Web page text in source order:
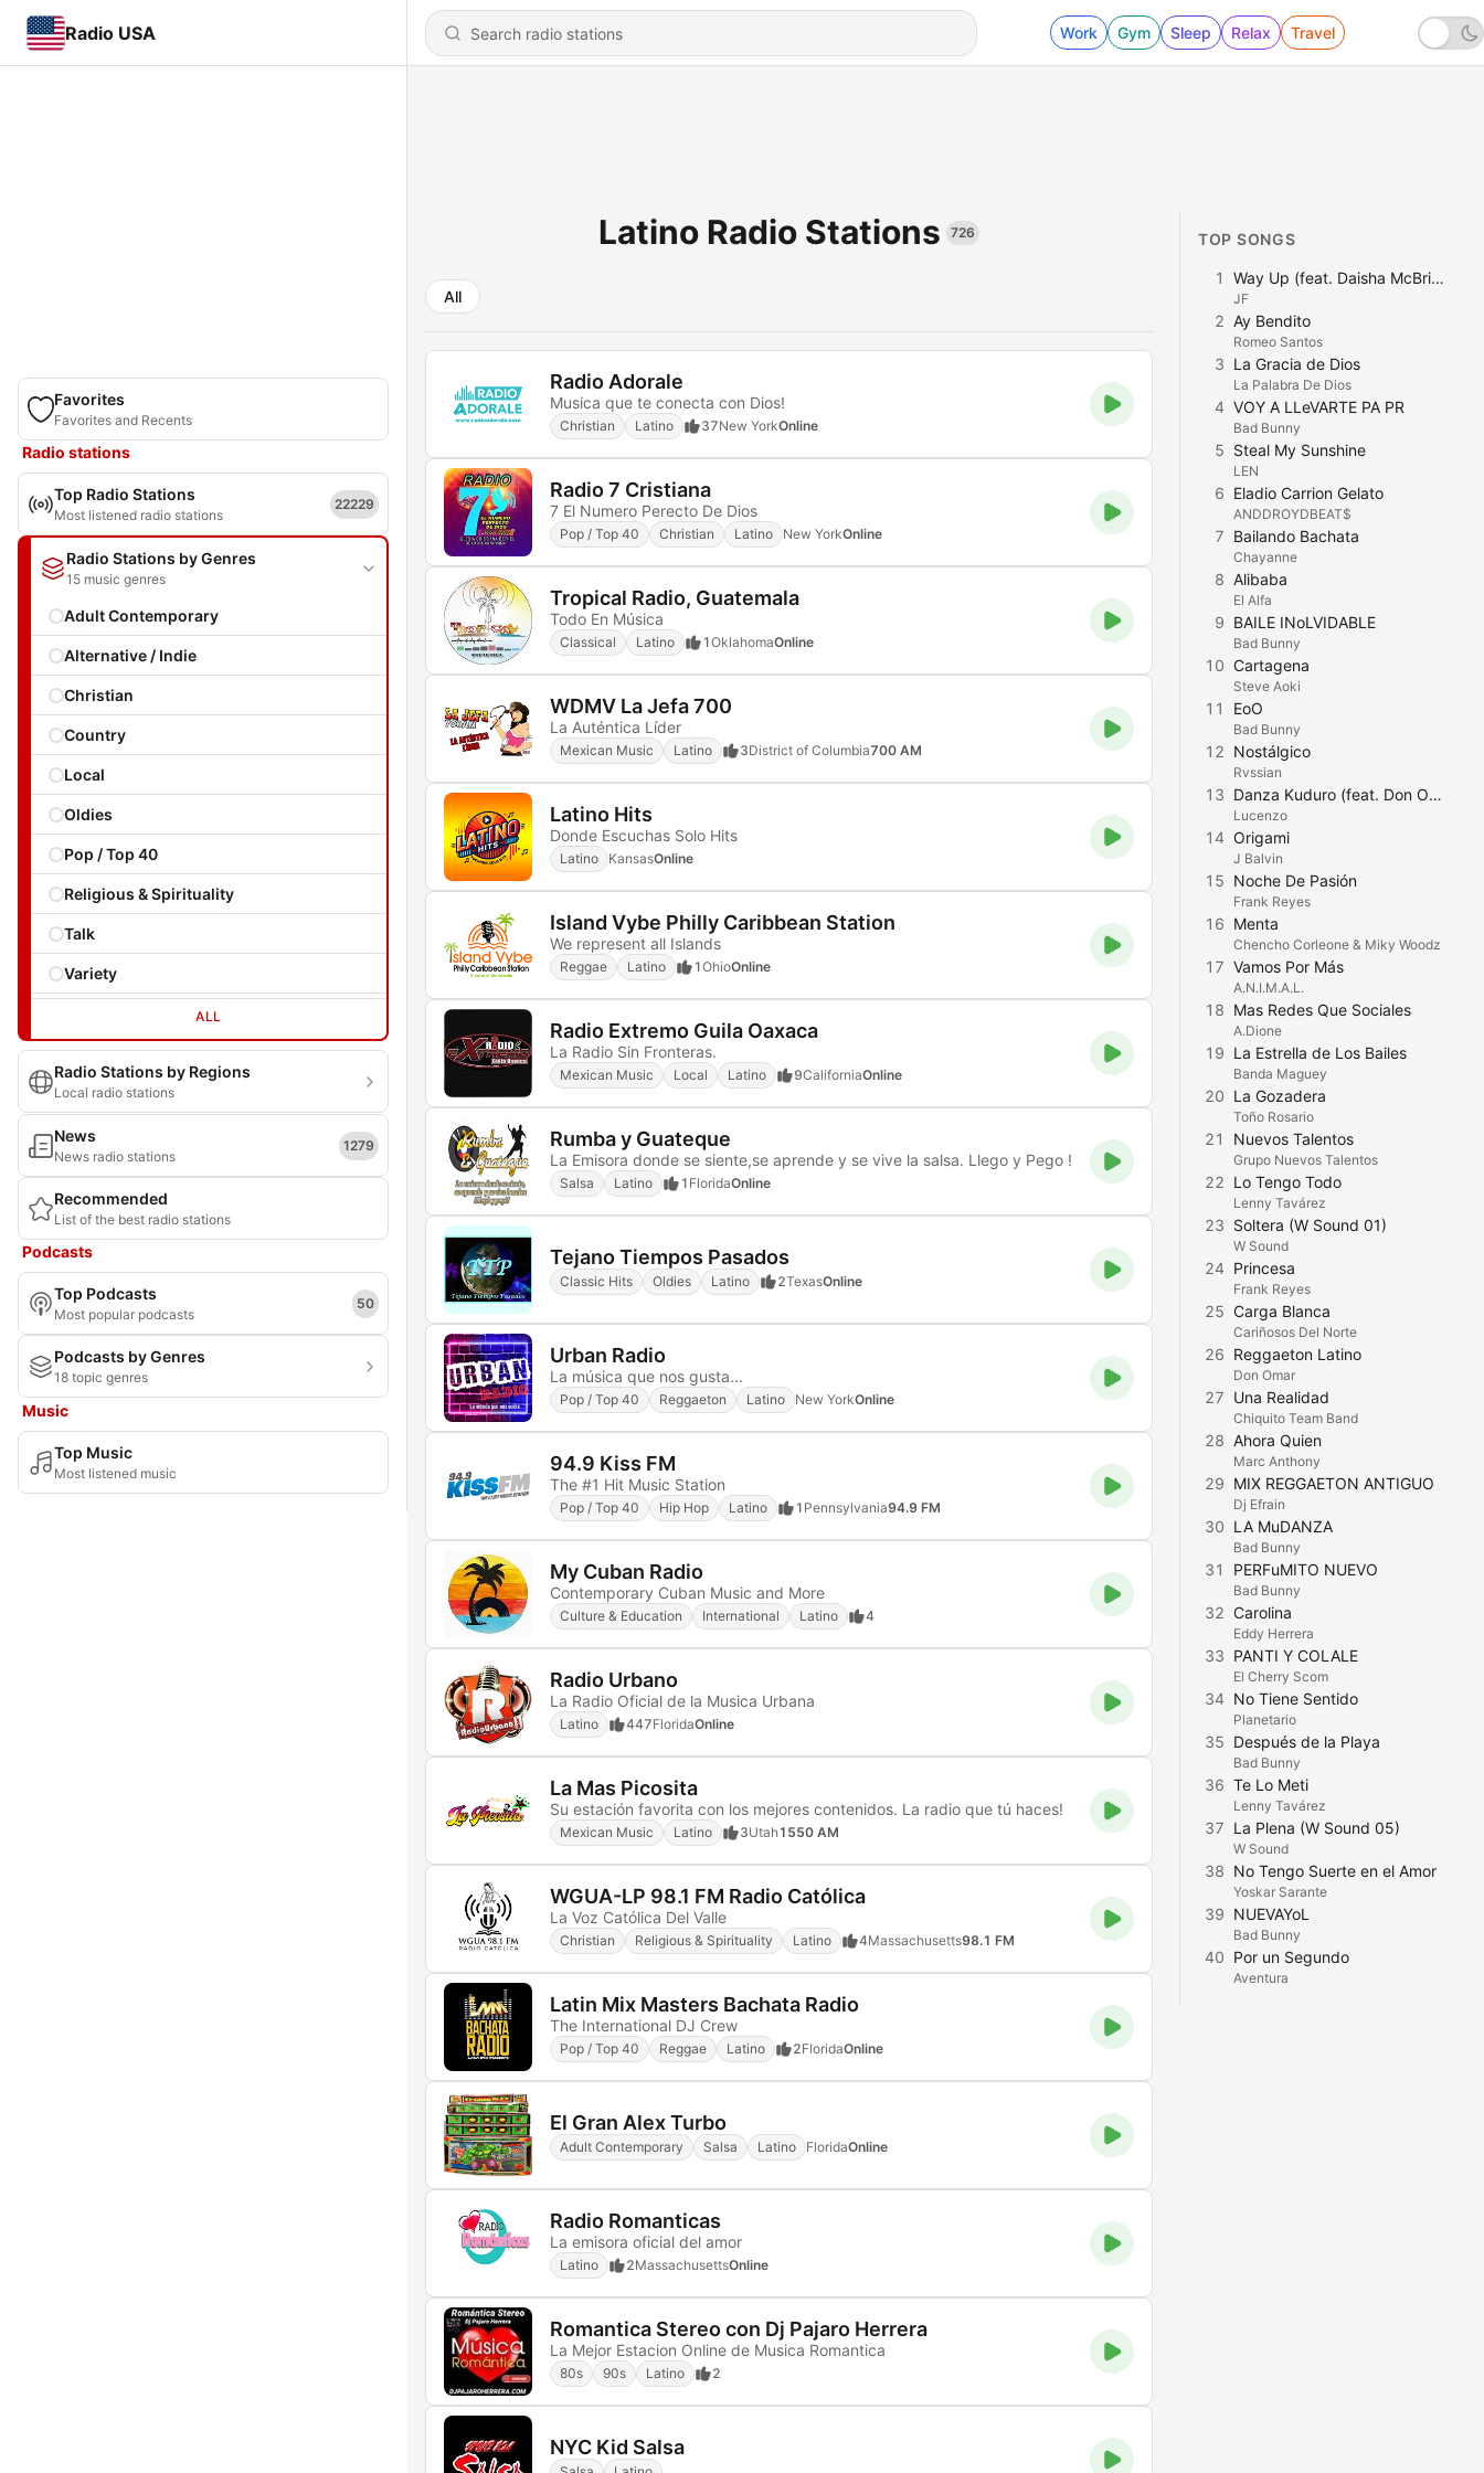
Radio USA Work Gym Sleep Relax Travel
Favorites
Favorites and Recents
Radio stations
Top Radio Stations
Most listened radio stations
22229
Radio Stations by Genres
15 music genres
Adult Contemporary
Alternative / Indie
Christian
Country
Local
Oldies
Pop / Top 40
Religious & Spirituality
Talk
Variety
ALL
Radio Stations by Regions
Local radio stations
News
News radio stations
1279
Recommended
List of the best radio stations
Podcasts
Top Podcasts
Most popular podcasts
50
Podcasts by Genres
18 topic genres
Music
Top Music
Most listened music
Latino Radio Stations 726
All
Radio Adorale
Musica que te conecta con Dios!
Christian Latino 37New YorkOnline
Radio 7 Cristiana
7 El Numero Perecto De Dios
Pop / Top 40 Christian Latino New YorkOnline
Tropical Radio, Guatemala
Todo En Música
Classical Latino 1OklahomaOnline
WDMV La Jefa 700
La Auténtica Líder
Mexican Music Latino 3District of Columbia700 AM
Latino Hits
Donde Escuchas Solo Hits
Latino KansasOnline
Island Vybe Philly Caribbean Station
We represent all Islands
Reggae Latino 1OhioOnline
Radio Extremo Guila Oaxaca
La Radio Sin Fronteras.
Mexican Music Local Latino 9CaliforniaOnline
Rumba y Guateque
La Emisora donde se siente,se aprende y se vive la salsa. Llego y Pego !
Salsa Latino 1 FloridaOnline
Tejano Tiempos Pasados
Classic Hits Oldies Latino 2TexasOnline
Urban Radio
La música que nos gusta...
Pop / Top 40 Reggaeton Latino New YorkOnline
94.9 Kiss FM
The #1 Hit Music Station
Pop / Top 40 Hip Hop Latino 1 Pennsylvania94.9 FM
My Cuban Radio
Contemporary Cuban Music and More
Culture & Education International Latino 4
Radio Urbano
La Radio Oficial de la Musica Urbana
Latino 447FloridaOnline
La Mas Picosita
Su estación favorita con los mejores contenidos. La radio que tú haces!
Mexican Music Latino 3Utah1550 AM
WGUA-LP 98.1 FM Radio Católica
La Voz Católica Del Valle
Christian Religious & Spirituality Latino 4Massachusetts98.1 FM
Latin Mix Masters Bachata Radio
The International DJ Crew
Pop / Top 40 Reggae Latino 2FloridaOnline
El Gran Alex Turbo
Adult Contemporary Salsa Latino FloridaOnline
Radio Romanticas
La emisora oficial del amor
Latino 2MassachusettsOnline
Romantica Stereo con Dj Pajaro Herrera
La Mejor Estacion Online de Musica Romantica
80s 90s Latino 2
NYC Kid Salsa
TOP SONGS
1 Way Up (feat. Daisha McBride)
JF
2 Ay Bendito
Romeo Santos
3 La Gracia de Dios
La Palabra De Dios
4 VOY A LLeVARTE PA PR
Bad Bunny
5 Steal My Sunshine
LEN
6 Eladio Carrion Gelato
ANDDROYDBEAT$
7 Bailando Bachata
Chayanne
8 Alibaba
El Alfa
9 BAILE INoLVIDABLE
Bad Bunny
10 Cartagena
Steve Aoki
11 EoO
Bad Bunny
12 Nostálgico
Rvssian
13 Danza Kuduro (feat. Don Omar)
Lucenzo
14 Origami
J Balvin
15 Noche De Pasión
Frank Reyes
16 Menta
Chencho Corleone & Miky Woodz
17 Vamos Por Más
A.N.I.M.A.L.
18 Mas Redes Que Sociales
A.Dione
19 La Estrella de Los Bailes
Banda Maguey
20 La Gozadera
Toño Rosario
21 Nuevos Talentos
Grupo Nuevos Talentos
22 Lo Tengo Todo
Lenny Tavárez
23 Soltera (W Sound 01)
W Sound
24 Princesa
Frank Reyes
25 Carga Blanca
Cariñosos Del Norte
26 Reggaeton Latino
Don Omar
27 Una Realidad
Chiquito Team Band
28 Ahora Quien
Marc Anthony
29 MIX REGGAETON ANTIGUO
Dj Efrain
30 LA MuDANZA
Bad Bunny
31 PERFuMITO NUEVO
Bad Bunny
32 Carolina
Eddy Herrera
33 PANTI Y COLALE
El Cherry Scom
34 No Tiene Sentido
Planetario
35 Después de la Playa
Bad Bunny
36 Te Lo Meti
Lenny Tavárez
37 La Plena (W Sound 05)
W Sound
38 No Tengo Suerte en el Amor
Yoskar Sarante
39 NUEVAYoL
Bad Bunny
40 Por un Segundo
Aventura